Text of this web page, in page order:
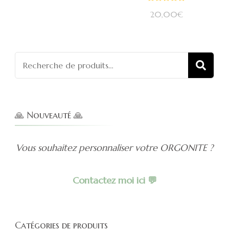
20,00€
pour :
🙏 Nouveauté 🙏
Vous souhaitez personnaliser votre ORGONITE ?
Contactez moi ici 💬
Catégories de produits